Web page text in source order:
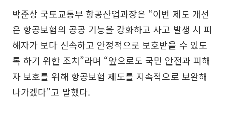
박준상 국토교통부 항공산업과장은 “이번 제도 개선
은 항공보험의 공공 기능을 강화하고 사고 발생 시 피
해자가 보다 신속하고 안정적으로 보호받을 수 있도
록 하기 위한 조치”라며 “앞으로도 국민 안전과 피해
자 보호를 위해 항공보험 제도를 지속적으로 보완해
나가겠다”고 말했다.